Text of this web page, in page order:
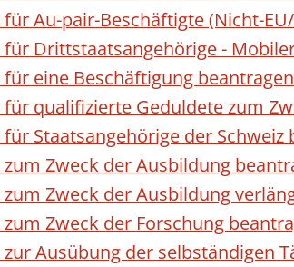
Au-pair-Beschäftigte (Nicht-
Drittstaatsangehörige -
eine Beschäftigung beantragen
qualifizierte Geduldete zum
Staatsangehörige der Schweiz
Zweck der Ausbildung
Zweck der Ausbildung
Zweck der Forschung
Ausübung der selbständigen